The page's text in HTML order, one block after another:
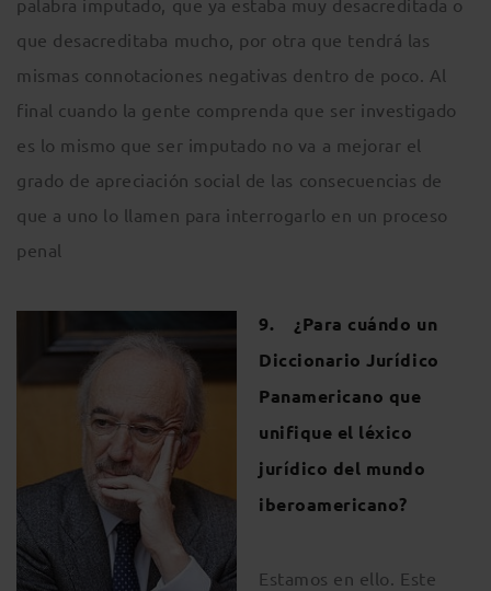
palabra imputado, que ya estaba muy desacreditada o
que desacreditaba mucho, por otra que tendrá las
mismas connotaciones negativas dentro de poco. Al
final cuando la gente comprenda que ser investigado
es lo mismo que ser imputado no va a mejorar el
grado de apreciación social de las consecuencias de
que a uno lo llamen para interrogarlo en un proceso
penal
9. ¿Para cuándo un
Diccionario Jurídico
Panamericano que
unifique el léxico
jurídico del mundo
iberoamericano?
Estamos en ello. Este